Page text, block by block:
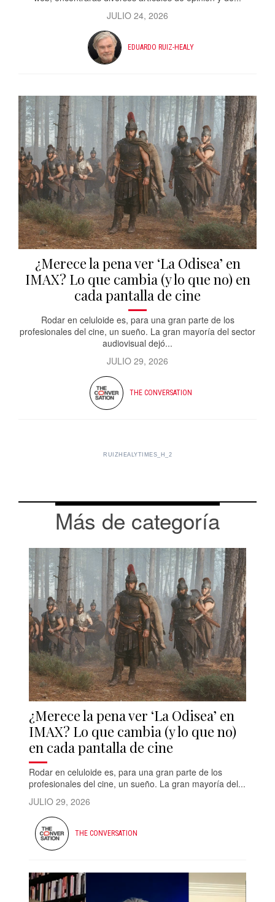
JULIO 24, 2026
EDUARDO RUIZ-HEALY
¿Merece la pena ver ‘La Odisea’ en
IMAX? Lo que cambia (y lo que no) en
cada pantalla de cine
Rodar en celuloide es, para una gran parte de los
profesionales del cine, un sueño. La gran mayoría del sector
audiovisual dejó...
JULIO 29, 2026
THE CONVERSATION
RUIZHEALYTIMES_H_2
Más de categoría
¿Merece la pena ver ‘La Odisea’ en
IMAX? Lo que cambia (y lo que no)
en cada pantalla de cine
Rodar en celuloide es, para una gran parte de los
profesionales del cine, un sueño. La gran mayoría del...
JULIO 29, 2026
THE CONVERSATION